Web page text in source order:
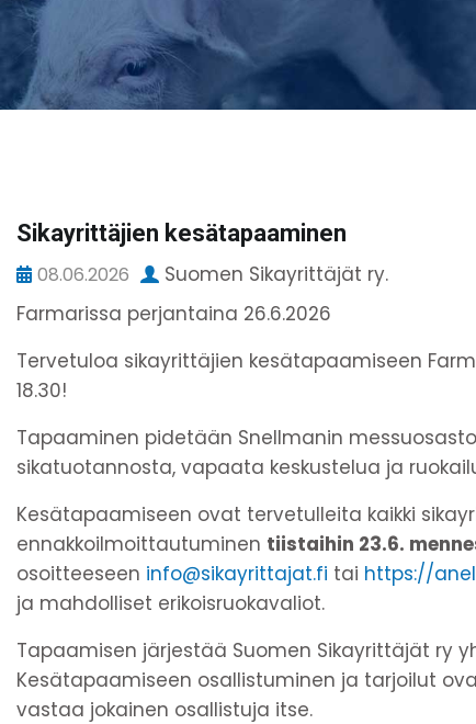
Sikayrittäjien kesätapaaminen
08.06.2026
Suomen Sikayrittäjät ry.
Farmarissa perjantaina 26.6.2026
Tervetuloa sikayrittäjien kesätapaamiseen
18.30!
Tapaaminen pidetään Snellmanin
sikatuotannosta, vapaata keskustelua ja
Kesätapaamiseen ovat tervetulleita kaikki
ennakkoilmoittautuminen tiistaihin 23.6.
osoitteeseen info@sikayrittajat.fi tai https://
ja mahdolliset erikoisruokavaliot.
Tapaamisen järjestää Suomen Sikayrittäjät ry
Kesätapaamiseen osallistuminen ja tarjoilut
vastaa jokainen osallistuja itse.